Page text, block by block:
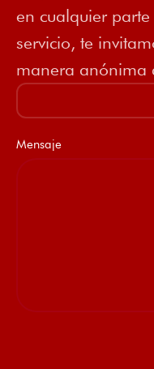
en cualquier
servicio, te
manera anónima
Mensaje